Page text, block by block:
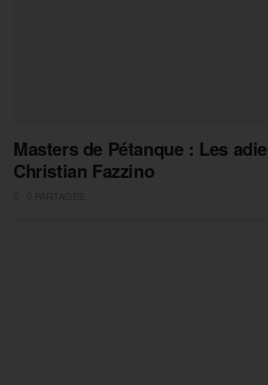
Masters de Pétanque : Les
Christian Fazzino